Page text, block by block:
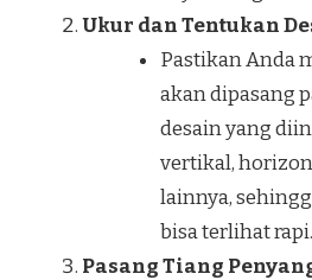
Ukur dan Tentukan
Pastikan Anda
akan dipasang
desain yang
vertikal,
lainnya,
bisa terlihat rapi.
Pasang Tiang